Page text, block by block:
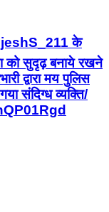
के
को सुदृढ़ बनाये रखने
द्वारा मय पुलिस
संदिग्ध व्यक्ति/